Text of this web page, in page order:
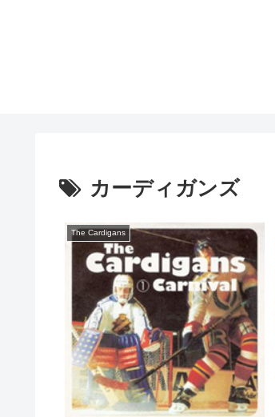
カーディガンズ
The Cardigans